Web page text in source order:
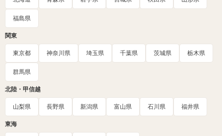
福島県
関東
東京都 神奈川県 埼玉県 千葉県 茨城県 栃木県
群馬県
北陸・甲信越
山梨県 長野県 新潟県 富山県 石川県 福井県
東海